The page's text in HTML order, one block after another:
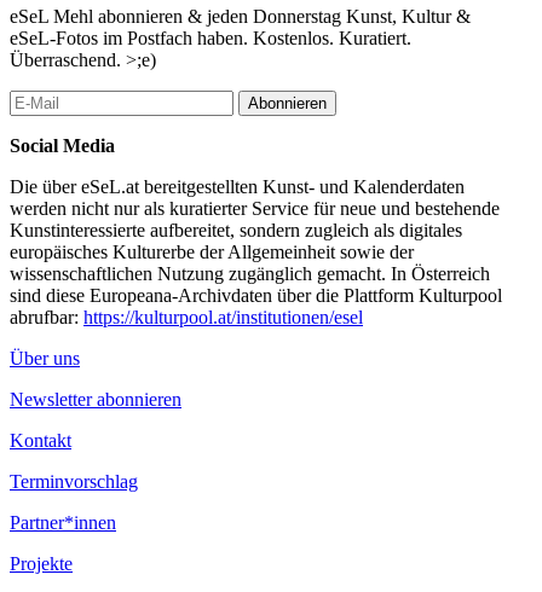
Schreiben – Schöpfen – Färben
Für alle Selber-Macher und Hobby-Handwerkerinnen öffnet die
Handwerkstatt an diesem Wochenende zum fünften Mal ihre
Türen. Unter dem Motto „SCHREIBEN – SCHÖPFEN –
FÄRBEN” widmen wir uns einem ganz besonderen Material:
Papier.
Achtung: Haustiere sind an den KUNST WERK TAGEN nicht
erlaubt.
Termine
Fr 2 8 2019 09 00 Uhr
Sa 3 8 2019 09 00 Uhr
eSeL Mehl abonnieren & jeden Donnerstag Kunst, Kultur &
eSeL-Fotos im Postfach haben. Kostenlos. Kuratiert.
Überraschend. >;e)
Abonnieren
Social Media
Die über eSeL.at bereitgestellten Kunst- und Kalenderdaten
werden nicht nur als kuratierter Service für neue und bestehende
Kunstinteressierte aufbereitet, sondern zugleich als digitales
europäisches Kulturerbe der Allgemeinheit sowie der
wissenschaftlichen Nutzung zugänglich gemacht. In Österreich
sind diese Europeana-Archivdaten über die Plattform Kulturpool
abrufbar: https://kulturpool.at/institutionen/esel
Über uns
Newsletter abonnieren
Kontakt
Terminvorschlag
Partner*innen
Projekte